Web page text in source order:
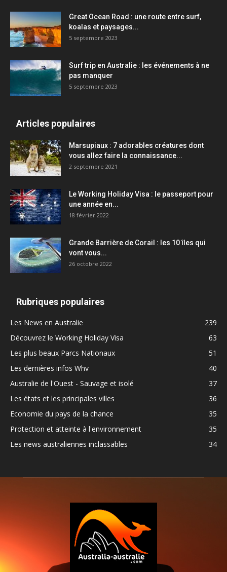
Great Ocean Road : une route entre surf,
koalas et paysages...
5 septembre 2023
Surf trip en Australie : les événements à ne
pas manquer
5 septembre 2023
Articles populaires
Marsupiaux : 7 adorables créatures dont
vous allez faire la connaissance...
2 septembre 2021
Le Working Holiday Visa : le passeport pour
une année en...
18 février 2022
Grande Barrière de Corail : les 10 îles qui
vont vous...
26 octobre 2022
Rubriques populaires
Les News en Australie
239
Découvrez le Working Holiday Visa
63
Les plus beaux Parcs Nationaux
51
Les dernières infos Whv
40
Australie de l'Ouest - Sauvage et isolé
37
Les états et les principales villes
36
Economie du pays de la chance
35
Protection et atteinte à l'environnement
35
Les news australiennes inclassables
34